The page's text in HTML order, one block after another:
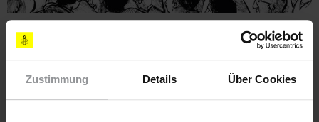
Zustimmung Details Über Cookies
AMNESTY JOURNAL
"Auf der Straße mache ich mich unsichtbar"
Fast jede Ägypterin ist schon sexuell belästigt worden – Kairo
gilt als weltweit gefährlichste Stadt für Frauen. Ein Gespräch